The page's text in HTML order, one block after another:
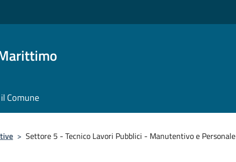
Comune
> Settore 5 - Tecnico Lavori Pubblici - Manutentivo e Personale